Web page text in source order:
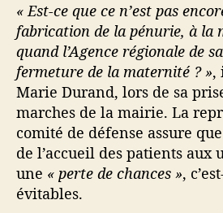
« Est-ce que ce n’est pas
fabrication de la pénurie, à la
quand l’Agence régionale de
fermeture de la maternité ? »,
Marie Durand, lors de sa
marches de la mairie. La
comité de défense assure
de l’accueil des patients aux
une « perte de chances »,
évitables.